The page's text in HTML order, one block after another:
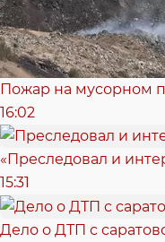
Пожар на мусорном
16:02
«Преследовал и
15:31
Дело о ДТП с